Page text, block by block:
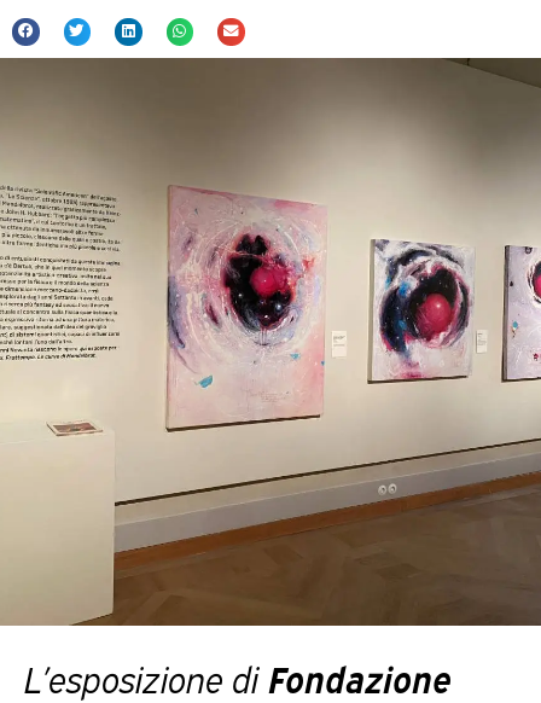
L’esposizione diFondazione